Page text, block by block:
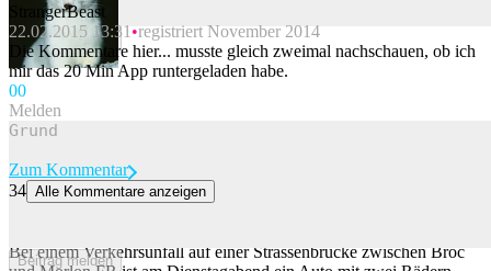
Beitrag melden
StrangerBeast
22.02.2015 13:31 registriert November 2014
Die Kommentare hier... musste gleich zweimal nachschauen, ob ich
mir das 20 Min App runtergeladen habe.
00
Melden
Beitrag melden
Zum Kommentar
34 Alle Kommentare anzeigen
Bei einem Verkehrsunfall auf einer Strassenbrücke zwischen Broc